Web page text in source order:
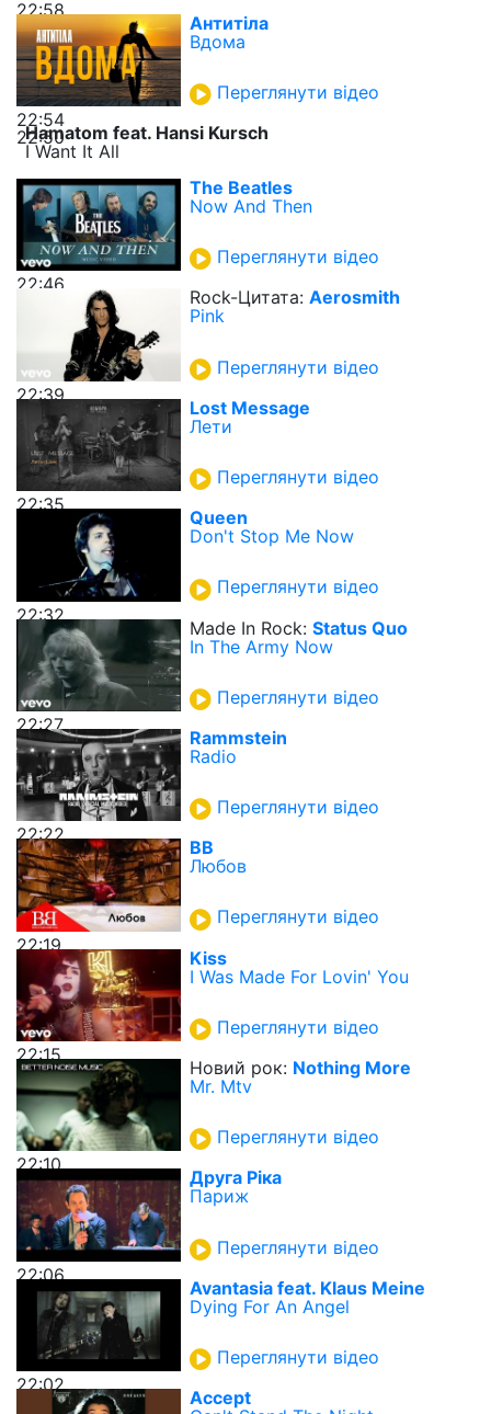
22:58
22:54
Антитіла
Вдома
Переглянути відео
22:50
Hamatom feat. Hansi Kursch
I Want It All
22:46
The Beatles
Now And Then
Переглянути відео
22:39
Rock-Цитата: Aerosmith
Pink
Переглянути відео
22:35
Lost Message
Лети
Переглянути відео
22:32
Queen
Don't Stop Me Now
Переглянути відео
22:27
Made In Rock: Status Quo
In The Army Now
Переглянути відео
22:22
Rammstein
Radio
Переглянути відео
22:19
ВВ
Любов
Переглянути відео
22:15
Kiss
I Was Made For Lovin' You
Переглянути відео
22:10
Новий рок: Nothing More
Mr. Mtv
Переглянути відео
22:06
Друга Ріка
Париж
Переглянути відео
22:02
Avantasia feat. Klaus Meine
Dying For An Angel
Переглянути відео
Accept